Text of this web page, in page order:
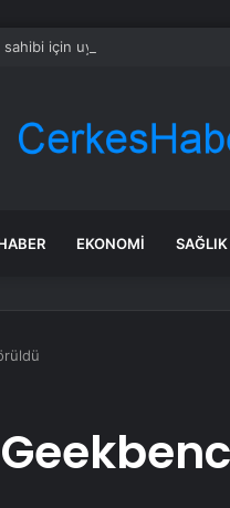
için uyarı yapıldı: POS
EKONOMI SAĞLIK